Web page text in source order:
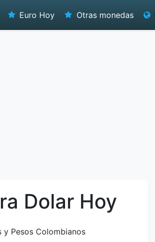
Euro Hoy Otras monedas
Dolar Hoy
y Pesos Colombianos